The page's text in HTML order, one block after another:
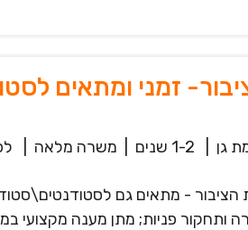
זמני ומתאים
גן 1-2 שנים משרה מלאה
הציבור - מתאים גם
ותחקור פניות; מתן מענה מקצועי